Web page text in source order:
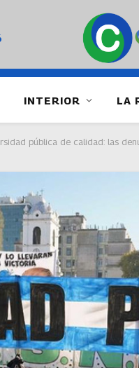
INTERIOR LA
pública de calidad: las